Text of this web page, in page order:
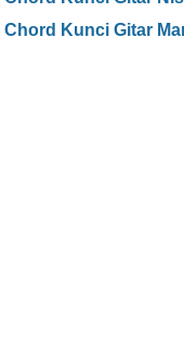
Chord Kunci Gitar